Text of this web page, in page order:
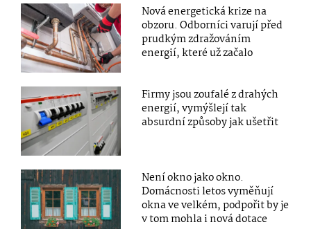
Nová energetická krize na
obzoru. Odborníci varují před
prudkým zdražováním
energií, které už začalo
Firmy jsou zoufalé z drahých
energií, vymýšlejí tak
absurdní způsoby jak ušetřit
Není okno jako okno.
Domácnosti letos vyměňují
okna ve velkém, podpořit by je
v tom mohla i nová dotace